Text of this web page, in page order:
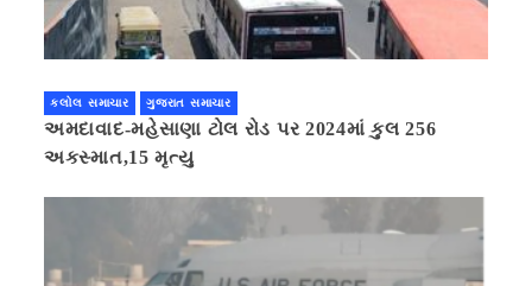
કલોલ સમાચાર ગુજરાત સમાચાર
અમદાવાદ-મહેસાણા ટોલ રોડ પર 2024માં કુલ 256
અકસ્માત,15 મૃત્યુ